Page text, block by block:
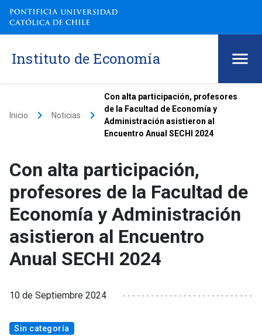
Instituto de Economía
Inicio keyboard_arrow_right Noticias keyboard_arrow_right
Con alta participación, profesores
de la Facultad de Economía y
Administración asistieron al
Encuentro Anual SECHI 2024
Con alta participación,
profesores de la Facultad de
Economía y Administración
asistieron al Encuentro
Anual SECHI 2024
10 de Septiembre 2024
Sin categoría